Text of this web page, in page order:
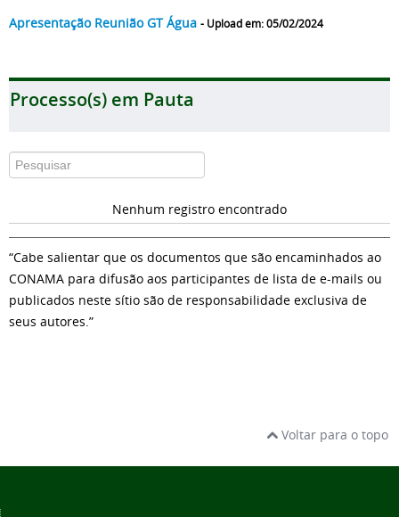
Apresentação Reunião GT Água - Upload em: 05/02/2024
Processo(s) em Pauta
Nenhum registro encontrado
“Cabe salientar que os documentos que são encaminhados ao
CONAMA para difusão aos participantes de lista de e-mails ou
publicados neste sítio são de responsabilidade exclusiva de
seus autores.”
Voltar para o topo